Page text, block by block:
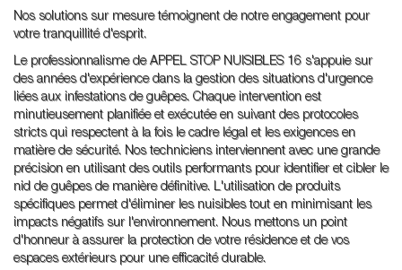
Nos solutions sur mesure témoignent de notre engagement pour
votre tranquillité d'esprit.
Le professionnalisme de APPEL STOP NUISIBLES 16 s'appuie sur
des années d'expérience dans la gestion des situations d'urgence
liées aux infestations de guêpes. Chaque intervention est
minutieusement planifiée et exécutée en suivant des protocoles
stricts qui respectent à la fois le cadre légal et les exigences en
matière de sécurité. Nos techniciens interviennent avec une grande
précision en utilisant des outils performants pour identifier et cibler le
nid de guêpes de manière définitive. L'utilisation de produits
spécifiques permet d'éliminer les nuisibles tout en minimisant les
impacts négatifs sur l'environnement. Nous mettons un point
d'honneur à assurer la protection de votre résidence et de vos
espaces extérieurs pour une efficacité durable.